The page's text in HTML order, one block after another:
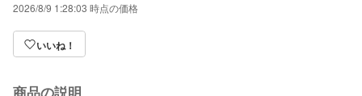
2026/8/9 1:28:03 時点の価格
いいね！
商品の説明